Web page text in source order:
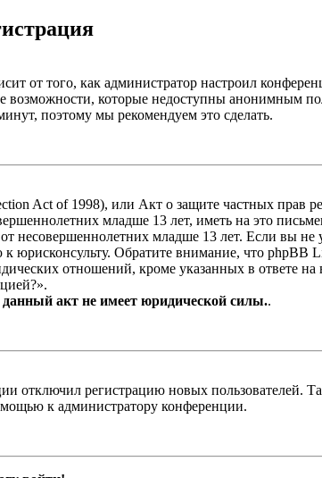
от того, как администратор настроил
возможности, которые недоступны анонимным
поэтому мы рекомендуем это сделать.
Act of 1998), или Акт о защите частных
младше 13 лет, иметь на это
несовершеннолетних младше 13 лет. Если вы
юрисконсульту. Обратите внимание, что
отношений, кроме указанных в ответе
акт не имеет юридической силы..
отключил регистрацию новых пользователей.
к администратору конференции.